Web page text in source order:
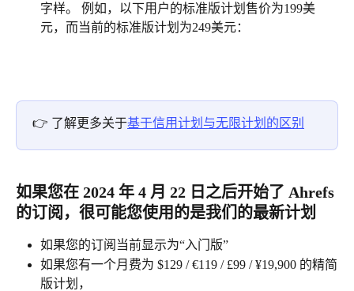
字样。 例如，以下用户的标准版计划售价为199美
元，而当前的标准版计划为249美元：
👉 了解更多关于基于信用计划与无限计划的区别
如果您在 2024 年 4 月 22 日之后开始了 Ahrefs
的订阅，很可能您使用的是我们的最新计划
如果您的订阅当前显示为“入门版”
如果您有一个月费为 $129 / €119 / £99 / ¥19,900 的精简
版计划，